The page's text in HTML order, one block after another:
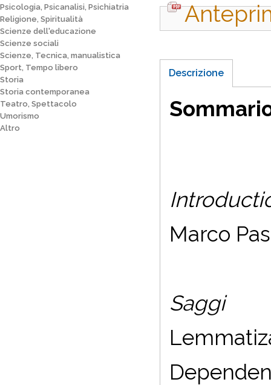
Psicologia, Psicanalisi, Psichiatria
Religione, Spiritualità
Scienze dell'educazione
Scienze sociali
Scienze, Tecnica, manualistica
Sport, Tempo libero
Storia
Storia contemporanea
Teatro, Spettacolo
Umorismo
Altro
Descrizione
Marco
Saggi